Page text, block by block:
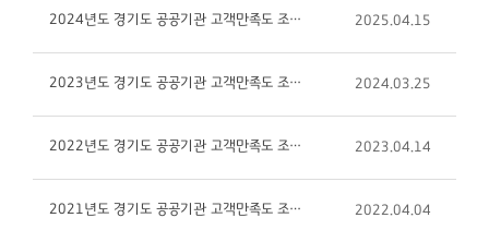
2024년도 경기도 공공기관 고객만족도 조사 결과 2025.04.15
2023년도 경기도 공공기관 고객만족도 조사 결과 2024.03.25
2022년도 경기도 공공기관 고객만족도 조사 결과 2023.04.14
2021년도 경기도 공공기관 고객만족도 조사 결과 2022.04.04